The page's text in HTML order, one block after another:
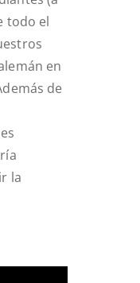
todo el
en
de
la